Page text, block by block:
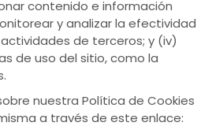
contenido e información
y analizar la efectividad
de terceros; y (iv)
de uso del sitio, como la
nuestra Política de Cookies
a través de este enlace: